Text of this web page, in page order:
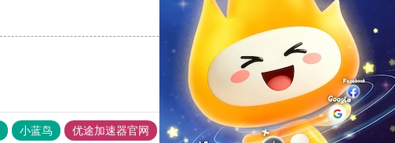
反对[0]
小蓝鸟 优途加速器官网 风驰加速器 旋风加速器 八戒看书